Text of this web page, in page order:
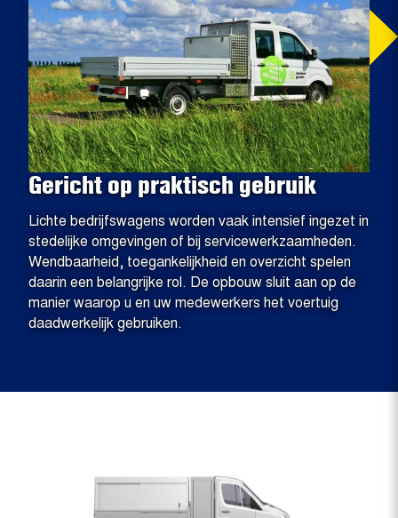
Gericht op praktisch gebruik
Lichte bedrijfswagens worden vaak intensief ingezet in
stedelijke omgevingen of bij servicewerkzaamheden.
Wendbaarheid, toegankelijkheid en overzicht spelen
daarin een belangrijke rol. De opbouw sluit aan op de
manier waarop u en uw medewerkers het voertuig
daadwerkelijk gebruiken.